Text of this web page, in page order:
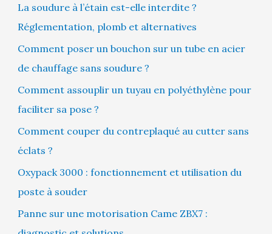
La soudure à l’étain est-elle interdite ?
Réglementation, plomb et alternatives
Comment poser un bouchon sur un tube en acier
de chauffage sans soudure ?
Comment assouplir un tuyau en polyéthylène pour
faciliter sa pose ?
Comment couper du contreplaqué au cutter sans
éclats ?
Oxypack 3000 : fonctionnement et utilisation du
poste à souder
Panne sur une motorisation Came ZBX7 :